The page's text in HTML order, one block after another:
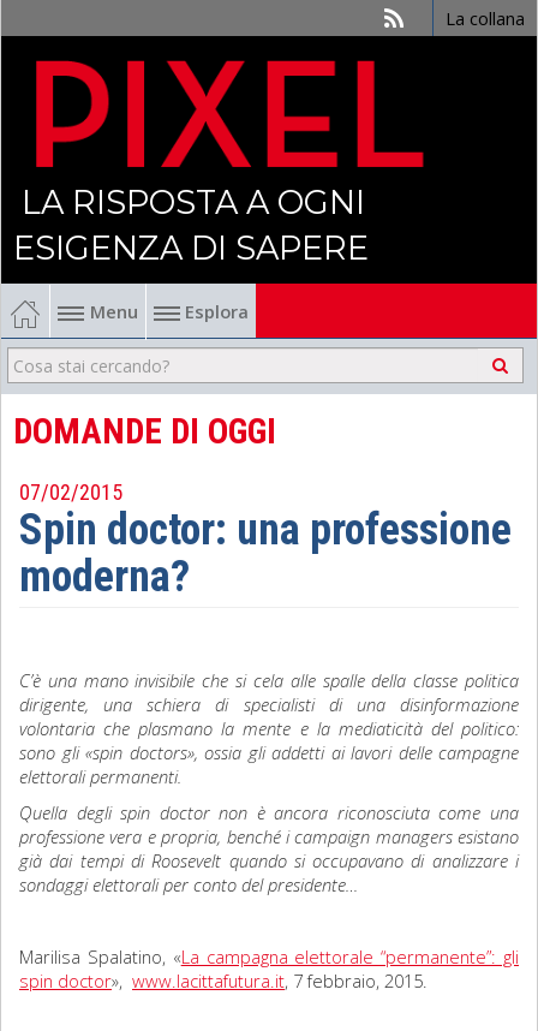
La collana
LA RISPOSTA A OGNI
ESIGENZA DI SAPERE
Menu Esplora
Economia
Management
Politica
Sociologia
Storia
Matematica
DOMANDE DI OGGI
07/02/2015
Spin doctor: una professione
moderna?
C’è una mano invisibile che si cela alle spalle della classe politica
dirigente, una schiera di specialisti di una disinformazione
volontaria che plasmano la mente e la mediaticità del politico:
sono gli «spin doctors», ossia gli addetti ai lavori delle campagne
elettorali permanenti.
Quella degli spin doctor non è ancora riconosciuta come una
professione vera e propria, benché i campaign managers esistano
già dai tempi di Roosevelt quando si occupavano di analizzare i
sondaggi elettorali per conto del presidente…
Marilisa Spalatino, «La campagna elettorale “permanente”: gli
spin doctor», www.lacittafutura.it, 7 febbraio, 2015.